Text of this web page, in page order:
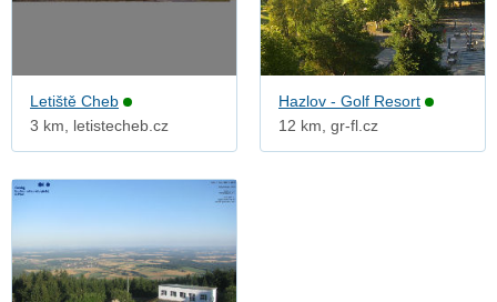
Letiště Cheb
3 km, letistecheb.cz
Hazlov - Golf Resort
12 km, gr-fl.cz